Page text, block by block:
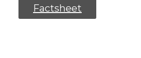
Factsheet